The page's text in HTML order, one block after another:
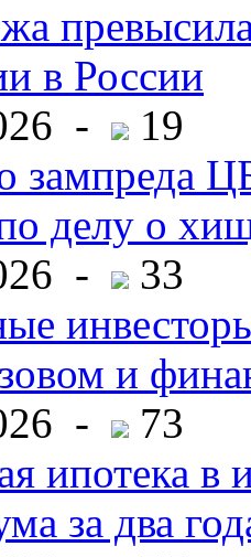
в России
-
19
зампреда
делу о
-
33
и
-
73
ипотека в
за два